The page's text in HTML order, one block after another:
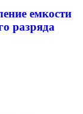
емкости
разряда